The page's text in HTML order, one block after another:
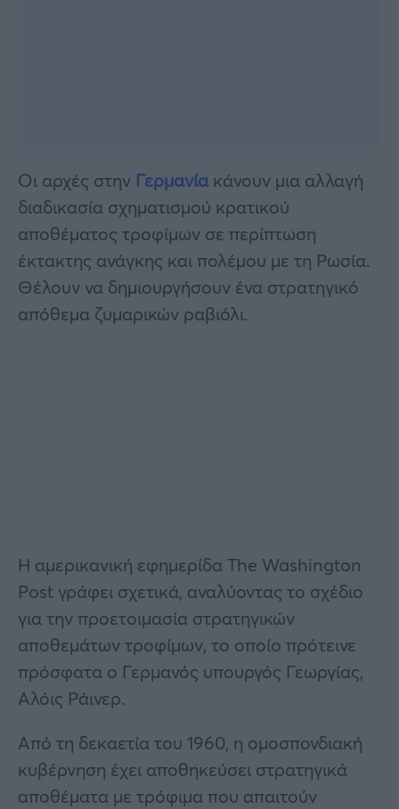
Οι αρχές στην Γερμανία κάνουν μια αλλαγή
διαδικασία σχηματισμού κρατικού
αποθέματος τροφίμων σε περίπτωση
έκτακτης ανάγκης και πολέμου με τη Ρωσία.
Θέλουν να δημιουργήσουν ένα στρατηγικό
απόθεμα ζυμαρικών ραβιόλι.
Η αμερικανική εφημερίδα The Washington
Post γράφει σχετικά, αναλύοντας το σχέδιο
για την προετοιμασία στρατηγικών
αποθεμάτων τροφίμων, το οποίο πρότεινε
πρόσφατα ο Γερμανός υπουργός Γεωργίας,
Αλόις Ράινερ.
Από τη δεκαετία του 1960, η ομοσπονδιακή
κυβέρνηση έχει αποθηκεύσει στρατηγικά
αποθέματα με τρόφιμα που απαιτούν